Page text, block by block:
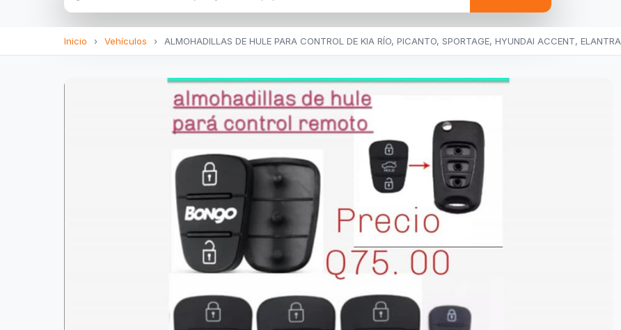
Inicio › Vehículos › ALMOHADILLAS DE HULE PARA CONTROL DE KIA RÍO, PICANTO, SPORTAGE, HYUNDAI ACCENT, ELANTRA